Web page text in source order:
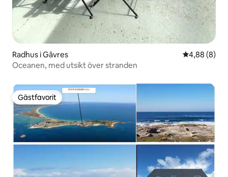
Radhus i Gâvres 4,88 av 5 i
4,88 (8)
Oceanen, med utsikt över stranden
Gästfavorit
Gästfavorit